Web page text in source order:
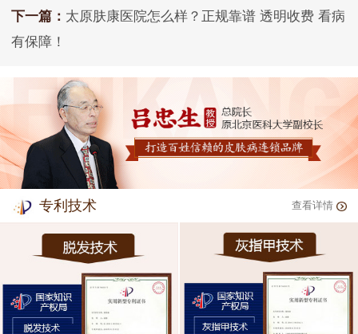
下一篇： 太原肤康医院怎么样？正规靠谱 透明收费 看病
有保障！
专利技术 查看详情